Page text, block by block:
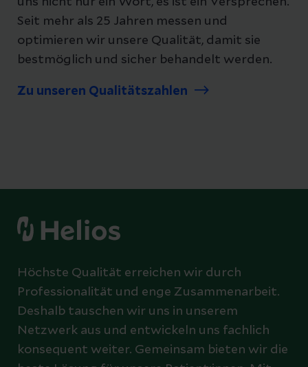
Seit mehr als 25 Jahren messen und
optimieren wir unsere Qualität, damit sie
bestmöglich und sicher behandelt werden.
Zu unseren Qualitätszahlen
Höchste Qualität erreichen wir durch
Professionalität und enge Zusammenarbeit.
Deshalb tauschen wir uns in unserem
Netzwerk aus und entwickeln uns fachlich
konsequent weiter. Gemeinsam bieten wir die